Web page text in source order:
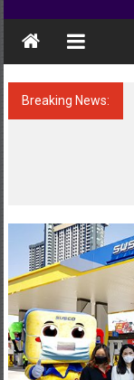
Breaking News: